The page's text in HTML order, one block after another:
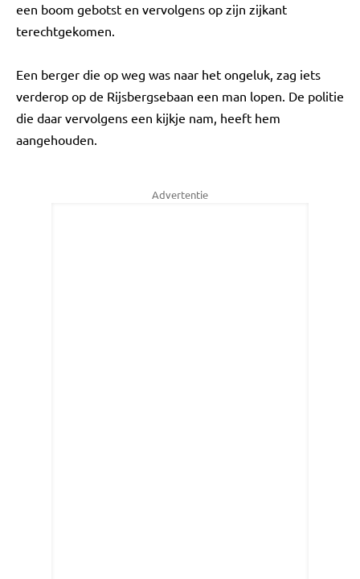
een boom gebotst en vervolgens op zijn zijkant
terechtgekomen.
Een berger die op weg was naar het ongeluk, zag iets
verderop op de Rijsbergsebaan een man lopen. De politie
die daar vervolgens een kijkje nam, heeft hem
aangehouden.
Advertentie